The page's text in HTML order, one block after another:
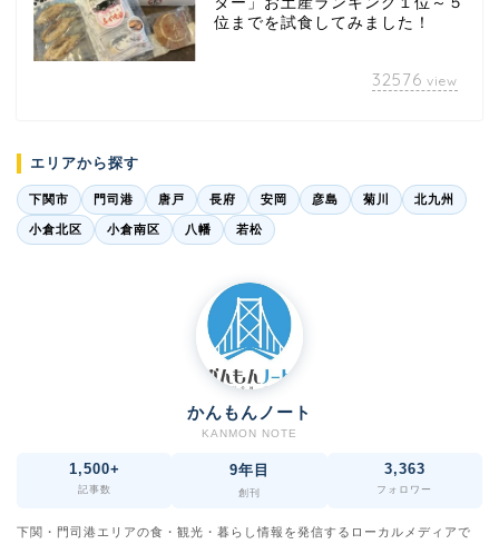
位までを試食してみました！
32576 view
エリアから探す
下関市 門司港 唐戸 長府 安岡 彦島 菊川 北九州
小倉北区 小倉南区 八幡 若松
かんもんノート
KANMON NOTE
1,500+
記事数
9年目
創刊
3,363
フォロワー
下関・門司港エリアの食・観光・暮らし情報を発信するローカルメディアで